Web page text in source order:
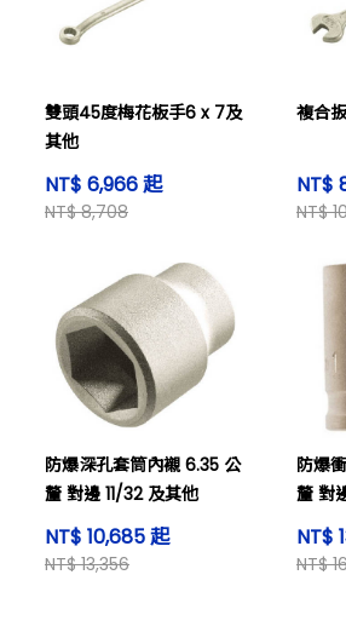
雙頭45度梅花板手6 x 7及
其他
NT$ 6,966 起
NT$ 8,708
複合
NT$
NT$
防爆深孔套筒內襯 6.35 公
釐 對邊 11/32 及其他
NT$ 10,685 起
NT$ 13,356
防爆
釐 對
NT$
NT$